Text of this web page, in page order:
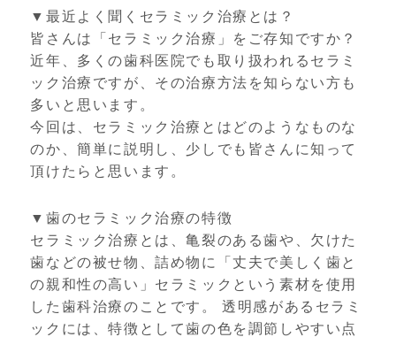
▼最近よく聞くセラミック治療とは？
皆さんは「セラミック治療」をご存知ですか？
近年、多くの歯科医院でも取り扱われるセラミ
ック治療ですが、その治療方法を知らない方も
多いと思います。
今回は、セラミック治療とはどのようなものな
のか、簡単に説明し、少しでも皆さんに知って
頂けたらと思います。
▼歯のセラミック治療の特徴
セラミック治療とは、亀裂のある歯や、欠けた
歯などの被せ物、詰め物に「丈夫で美しく歯と
の親和性の高い」セラミックという素材を使用
した歯科治療のことです。 透明感があるセラミ
ックには、特徴として歯の色を調節しやすい点